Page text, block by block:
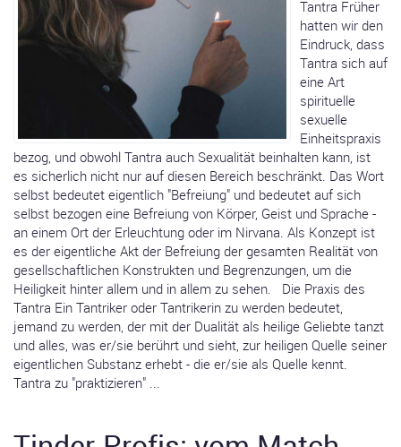
Tantra Früher
hatten wir den
Eindruck, dass
Tantra sich auf
eine Art
spirituelle
sexuelle
Einheitspraxis
bezog, und obwohl Tantra auch Sexualität beinhalten kann, ist
es sicherlich nicht nur auf diesen Bereich beschränkt. Das Wort
selbst bedeutet eigentlich "Befreiung" und bedeutet auf sich
selbst bezogen eine Befreiung von Körper, Geist und Sprache -
an einem Ort der Erleuchtung oder im Nirvana. Als Konzept ist
es der eigentliche Akt der Befreiung der gesamten Realität von
gesellschaftlichen Konstrukten und Begrenzungen, um die
Heiligkeit hinter allem und in allem zu sehen. Die Praxis des
Tantra Ein Tantriker oder Tantrikerin zu werden bedeutet,
jemand zu werden, der mit der Dualität als heilige Geliebte tanzt
und alles, was er/sie berührt und sieht, zur heiligen Quelle seiner
eigentlichen Substanz erhebt - die er/sie als Quelle kennt.
Tantra zu "praktizieren" ...